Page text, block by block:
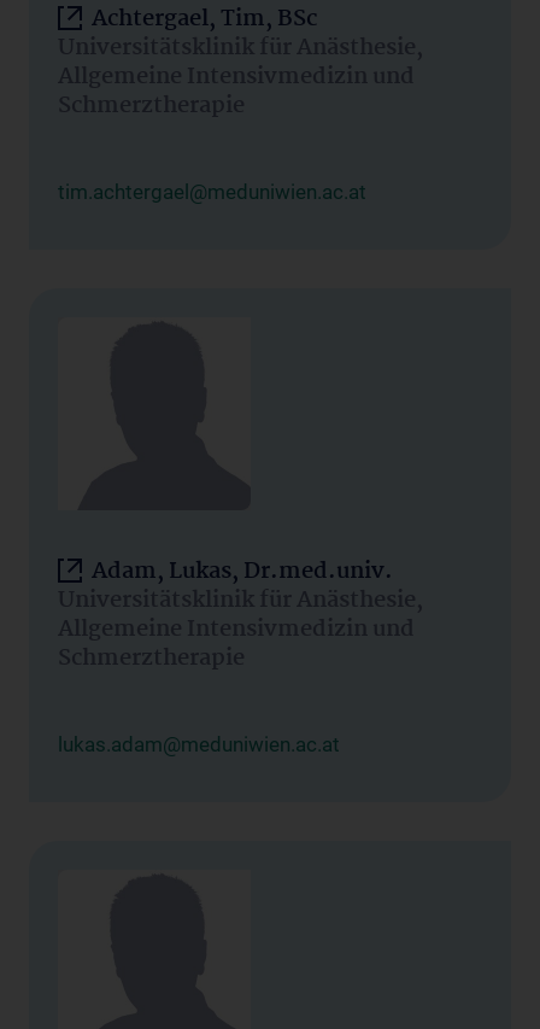
Achtergael, Tim, BSc
Universitätsklinik für Anästhesie,
Allgemeine Intensivmedizin und
Schmerztherapie
tim.achtergael@meduniwien.ac.at
Adam, Lukas, Dr.med.univ.
Universitätsklinik für Anästhesie,
Allgemeine Intensivmedizin und
Schmerztherapie
lukas.adam@meduniwien.ac.at